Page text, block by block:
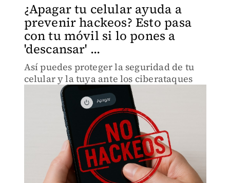
¿Apagar tu celular ayuda a
prevenir hackeos? Esto pasa
con tu móvil si lo pones a
'descansar' ...
Así puedes proteger la seguridad de tu
celular y la tuya ante los ciberataques